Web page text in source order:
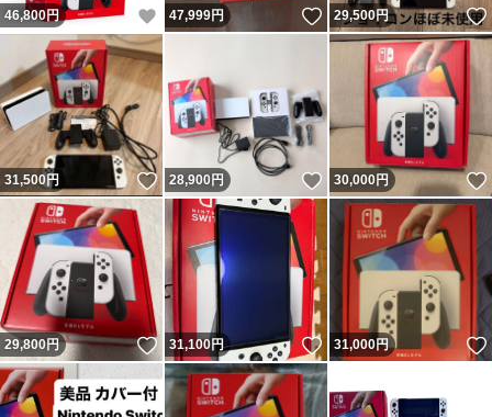
46,800円 いいね！
47,999円 いいね！
29,500円
31,500 円 いいね！
28,900円 いいね！
30,000円
29,800円 いいね！
31,100円 いいね！
31,000円